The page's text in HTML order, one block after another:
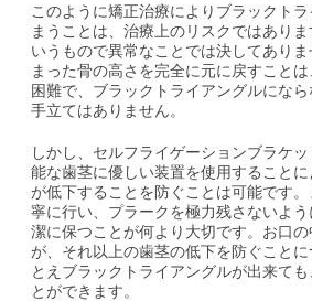
このように矯正治療によりブラックト
まうことは、治療上のリスクではあり
いうもので異常なことでは決してあり
まった骨の高さを完全に元に戻すこと
困難で、ブラックトライアングルにな
手立てはありません。
しかし、セルフライゲーションブラケ
能な歯茎に優しい装置を使用すること
が低下することを防ぐことは可能です
寧に行い、プラークを極力残さないよ
潔に保つことが何より大切です。お口
が、それ以上の歯茎の低下を防ぐこと
とえブラックトライアングルが出来て
とができます。